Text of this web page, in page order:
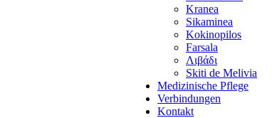
Kranea
Sikaminea
Kokinopilos
Farsala
Λιβάδι
Skiti de Melivia
Medizinische Pflege
Verbindungen
Kontakt